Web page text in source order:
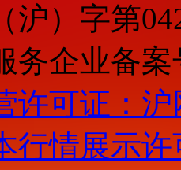
沪）字第
务企业备案
许可证：
行情展示许